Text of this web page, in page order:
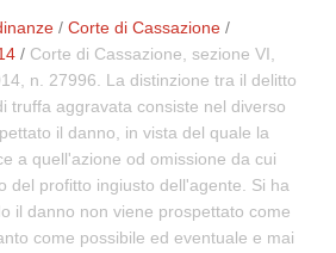
/Corte di Cassazione /
/ Corte di Cassazione, sezione VI,
n. 27996. La distinzione tra il delitto
truffa aggravata consiste nel diverso
il danno, in vista del quale la
a quell'azione od omissione da cui
del profitto ingiusto dell'agente. Si ha
il danno non viene prospettato come
come possibile ed eventuale e mai